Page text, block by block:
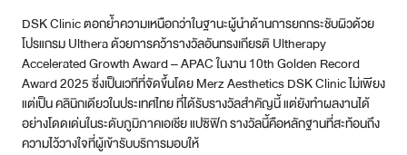
DSK Clinic ตอกย้ำความเหนือกว่าในฐานะผู้นำด้านการยกกระชับผิวด้วย
โปรแกรม Ulthera ด้วยการคว้ารางวัลอันทรงเกียรติ Ultherapy
Accelerated Growth Award – APAC ในงาน 10th Golden Record
Award 2025 ซึ่งเป็นเวทีที่จัดขึ้นโดย Merz Aesthetics DSK Clinic ไม่เพียง
แต่เป็น คลินิกเดียวในประเทศไทย ที่ได้รับรางวัลสำคัญนี้ แต่ยังทำผลงานได้
อย่างโดดเด่นในระดับภูมิภาคเอเชีย แปซิฟิก รางวัลนี้คือหลักฐานที่สะท้อนถึง
ความไว้วางใจที่ผู้เข้ารับบริการมอบให้